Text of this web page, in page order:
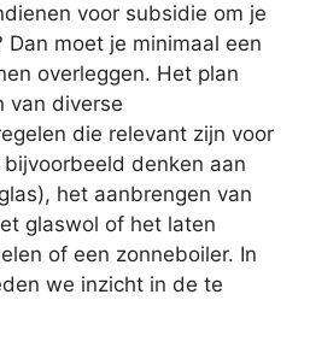
voor subsidie om je
moet je minimaal een
overleggen. Het plan
van diverse
die relevant zijn voor
denken aan
het aanbrengen van
glaswol of het laten
of een zonneboiler. In
we inzicht in de te